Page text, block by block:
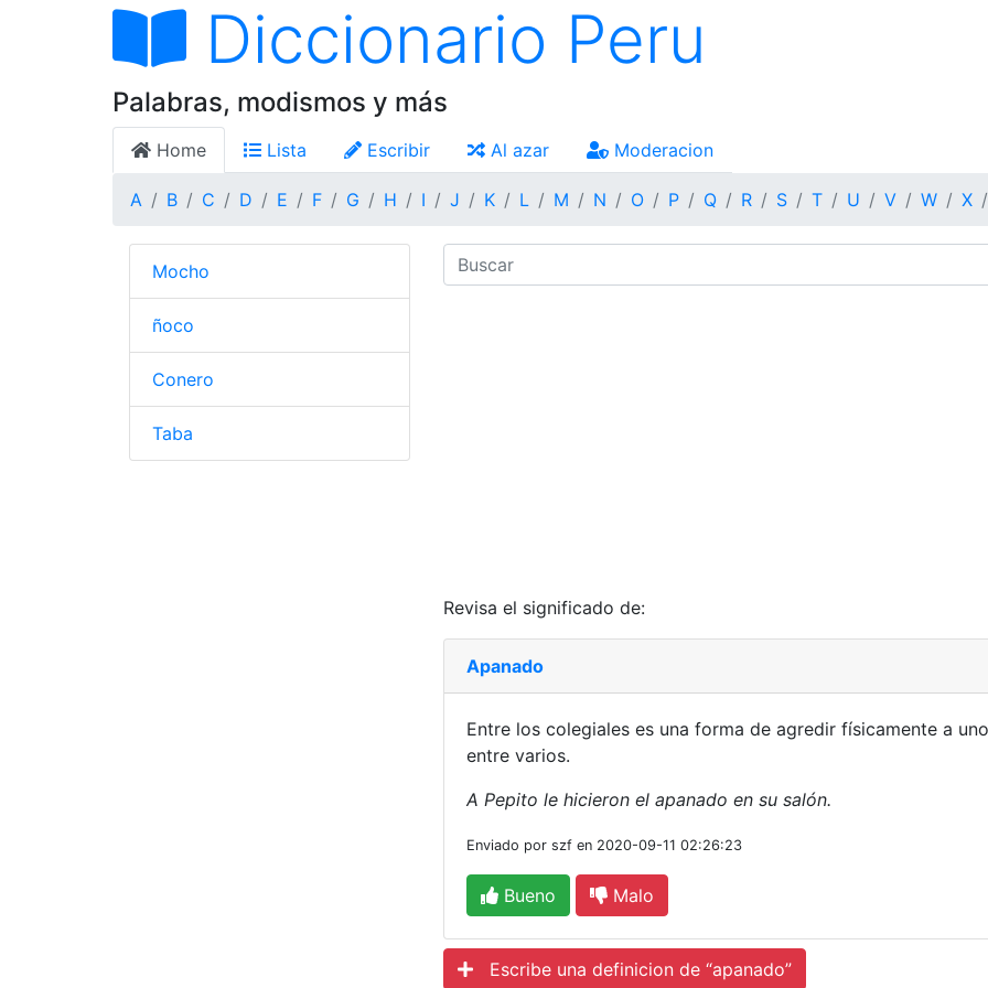
Diccionario Peru
Palabras, modismos y más
Home Lista Escribir Al azar Moderacion
A B C D E F G H I J K L M N O P Q R S T U V W X
Revisa el significado de:
Apanado
Entre los colegiales es una forma de agredir físicamente a uno
entre varios.
A Pepito le hicieron el apanado en su salón.
Enviado por szf en 2020-09-11 02:26:23
Bueno Malo
Escribe una definicion de “apanado”
Mocho
ñoco
Conero
Taba